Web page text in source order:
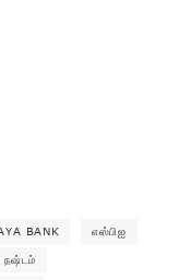
BANK எஸ்பிஐ
நஷ்டம்